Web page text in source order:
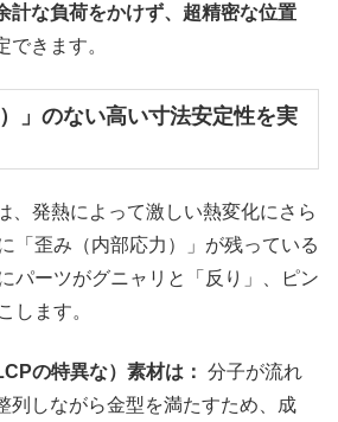
計な負荷をかけず、超精密な位置
できます。
」のない高い寸法安定性を実
、発熱によって激しい熱変化にさら
「歪み（内部応力）」が残っている
パーツがグニャリと「反り」、ピン
します。
の特異な）素材は： 分子が流れ
列しながら金型を満たすため、成